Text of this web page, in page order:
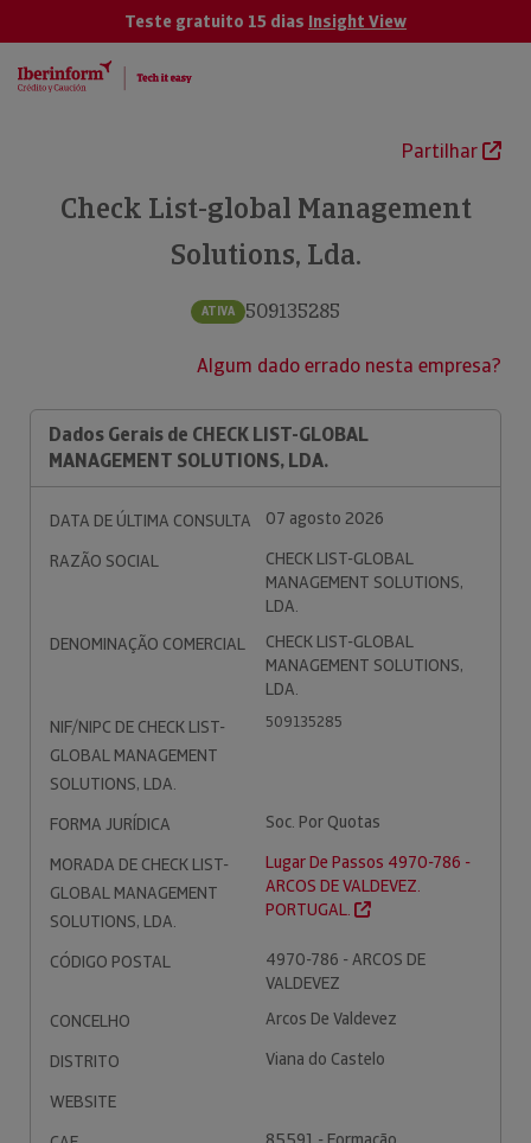
Teste gratuito 15 dias Insight View
Partilhar
Check List-global Management
Solutions, Lda.
ATIVA 509135285
Algum dado errado nesta empresa?
Dados Gerais de CHECK LIST-GLOBAL
MANAGEMENT SOLUTIONS, LDA.
DATA DE ÚLTIMA CONSULTA
07 agosto 2026
RAZÃO SOCIAL
CHECK LIST-GLOBAL
MANAGEMENT SOLUTIONS,
LDA.
DENOMINAÇÃO COMERCIAL
CHECK LIST-GLOBAL
MANAGEMENT SOLUTIONS,
LDA.
NIF/NIPC DE CHECK LIST-
GLOBAL MANAGEMENT
SOLUTIONS, LDA.
509135285
FORMA JURÍDICA
Soc. Por Quotas
MORADA DE CHECK LIST-
GLOBAL MANAGEMENT
SOLUTIONS, LDA.
Lugar De Passos 4970-786 -
ARCOS DE VALDEVEZ.
PORTUGAL.
CÓDIGO POSTAL
4970-786 - ARCOS DE
VALDEVEZ
CONCELHO
Arcos De Valdevez
DISTRITO
Viana do Castelo
WEBSITE